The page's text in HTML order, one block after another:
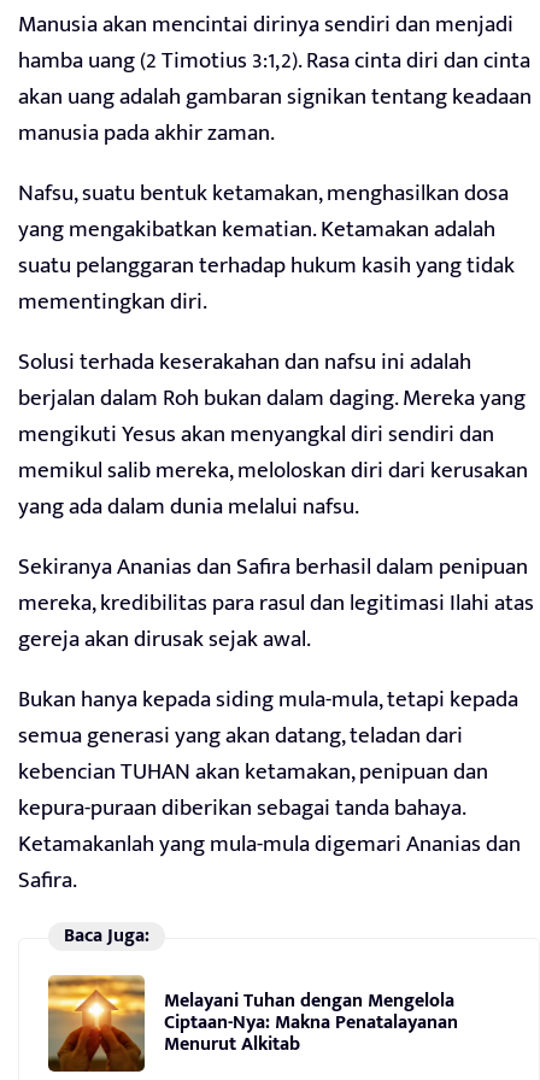
Manusia akan mencintai dirinya sendiri dan menjadi
hamba uang (2 Timotius 3:1,2). Rasa cinta diri dan cinta
akan uang adalah gambaran signikan tentang keadaan
manusia pada akhir zaman.
Nafsu, suatu bentuk ketamakan, menghasilkan dosa
yang mengakibatkan kematian. Ketamakan adalah
suatu pelanggaran terhadap hukum kasih yang tidak
mementingkan diri.
Solusi terhada keserakahan dan nafsu ini adalah
berjalan dalam Roh bukan dalam daging. Mereka yang
mengikuti Yesus akan menyangkal diri sendiri dan
memikul salib mereka, meloloskan diri dari kerusakan
yang ada dalam dunia melalui nafsu.
Sekiranya Ananias dan Safira berhasil dalam penipuan
mereka, kredibilitas para rasul dan legitimasi Ilahi atas
gereja akan dirusak sejak awal.
Bukan hanya kepada siding mula-mula, tetapi kepada
semua generasi yang akan datang, teladan dari
kebencian TUHAN akan ketamakan, penipuan dan
kepura-puraan diberikan sebagai tanda bahaya.
Ketamakanlah yang mula-mula digemari Ananias dan
Safira.
Baca Juga:
Melayani Tuhan dengan Mengelola
Ciptaan-Nya: Makna Penatalayanan
Menurut Alkitab